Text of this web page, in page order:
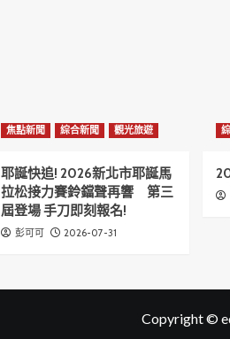
焦點新聞 綜合新聞 觀光旅遊
耶誕快追! 2026新北市耶誕馬
拉松接力賽鈴鐺聲再響 第三
屆登場 手刀即刻報名!
彭可可 2026-07-31
Copyright ©